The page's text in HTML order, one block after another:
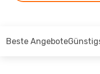
Beste Angebote